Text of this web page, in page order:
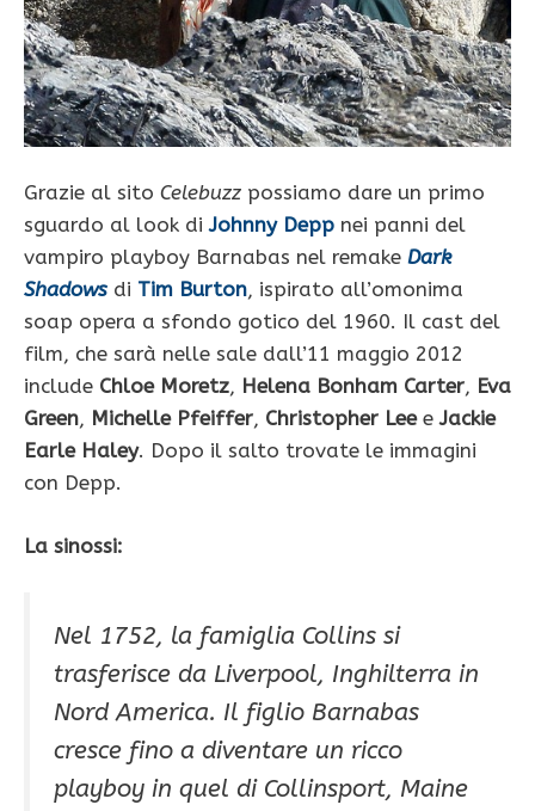
Grazie al sito Celebuzz possiamo dare un primo
sguardo al look di Johnny Depp nei panni del
vampiro playboy Barnabas nel remake Dark
Shadows di Tim Burton, ispirato all’omonima
soap opera a sfondo gotico del 1960. Il cast del
film, che sarà nelle sale dall’11 maggio 2012
include Chloe Moretz, Helena Bonham Carter, Eva
Green, Michelle Pfeiffer, Christopher LeeeJackie
Earle Haley. Dopo il salto trovate le immagini
con Depp.
La sinossi:
Nel 1752, la famiglia Collins si
trasferisce da Liverpool, Inghilterra in
Nord America. Il figlio Barnabas
cresce fino a diventare un ricco
playboy in quel di Collinsport, Maine